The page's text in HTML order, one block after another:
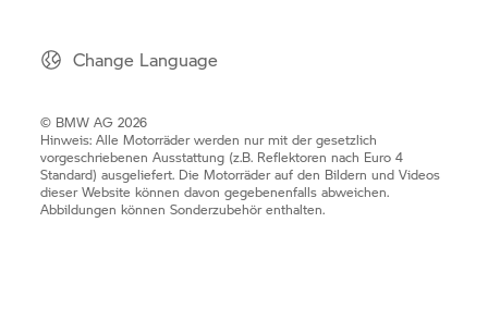
Change Language
© BMW AG 2026
Hinweis: Alle Motorräder werden nur mit der gesetzlich
vorgeschriebenen Ausstattung (z.B. Reflektoren nach Euro 4
Standard) ausgeliefert. Die Motorräder auf den Bildern und Videos
dieser Website können davon gegebenenfalls abweichen.
Abbildungen können Sonderzubehör enthalten.